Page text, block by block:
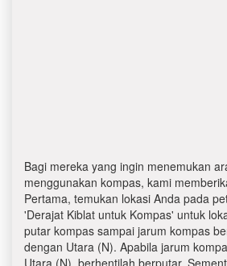
Bagi mereka yang ingin menemukan
menggunakan kompas, kami
Pertama, temukan lokasi Anda pada
'Derajat Kiblat untuk Kompas' untuk
putar kompas sampai jarum kompas
dengan Utara (N). Apabila jarum
Utara (N), berhentilah berputar.